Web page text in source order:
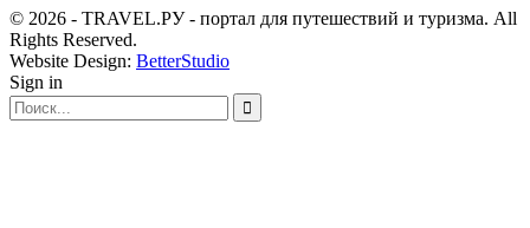
© 2026 - TRAVEL.РУ - портал для путешествий и туризма. All
Rights Reserved.
Website Design: BetterStudio
Sign in